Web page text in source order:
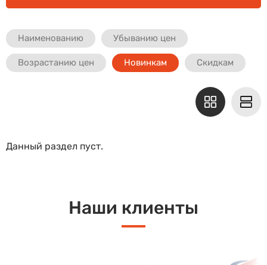
Наименованию Убыванию цен
Возрастанию цен Новинкам Скидкам
Данный раздел пуст.
Наши клиенты